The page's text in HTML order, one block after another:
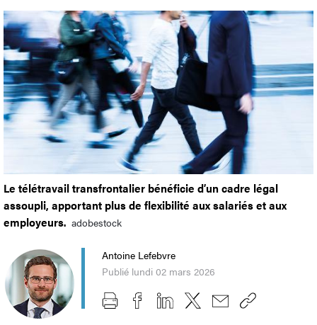
Le télétravail transfrontalier bénéficie d’un cadre légal
assoupli, apportant plus de flexibilité aux salariés et aux
employeurs. adobestock
Antoine Lefebvre
Publié lundi 02 mars 2026